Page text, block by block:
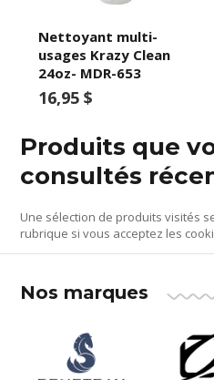
Nettoyant multi-
usages Krazy Clean
24oz- MDR-653
16,95 $
Produits que
consultés
Une sélection de produits visités
rubrique si vous acceptez les
Nos marques